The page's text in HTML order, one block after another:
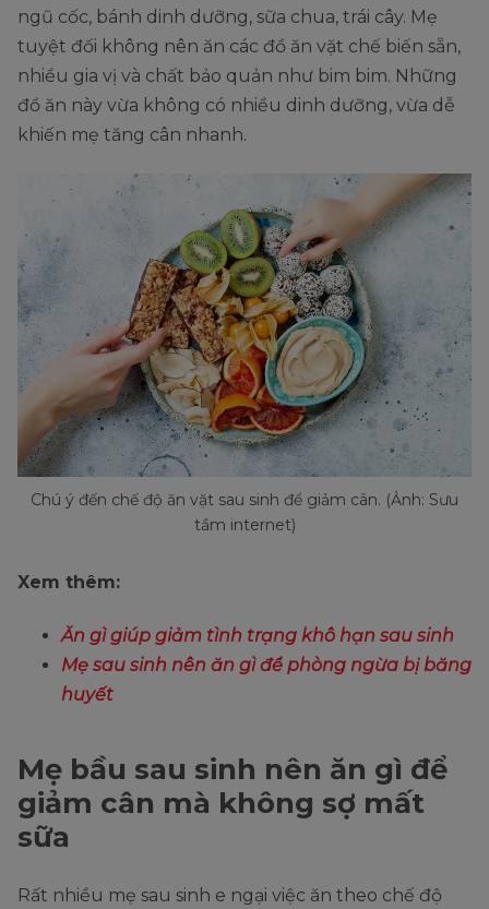
ngũ cốc, bánh dinh dưỡng, sữa chua, trái cây. Mẹ
tuyệt đối không nên ăn các đồ ăn vặt chế biến sẵn,
nhiều gia vị và chất bảo quản như bim bim. Những
đồ ăn này vừa không có nhiều dinh dưỡng, vừa dễ
khiến mẹ tăng cân nhanh.
Chú ý đến chế độ ăn vặt sau sinh để giảm cân. (Ảnh: Sưu
tầm internet)
Xem thêm:
Ăn gì giúp giảm tình trạng khô hạn sau sinh
Mẹ sau sinh nên ăn gì để phòng ngừa bị băng
huyết
Mẹ bầu sau sinh nên ăn gì để
giảm cân mà không sợ mất
sữa
Rất nhiều mẹ sau sinh e ngại việc ăn theo chế độ